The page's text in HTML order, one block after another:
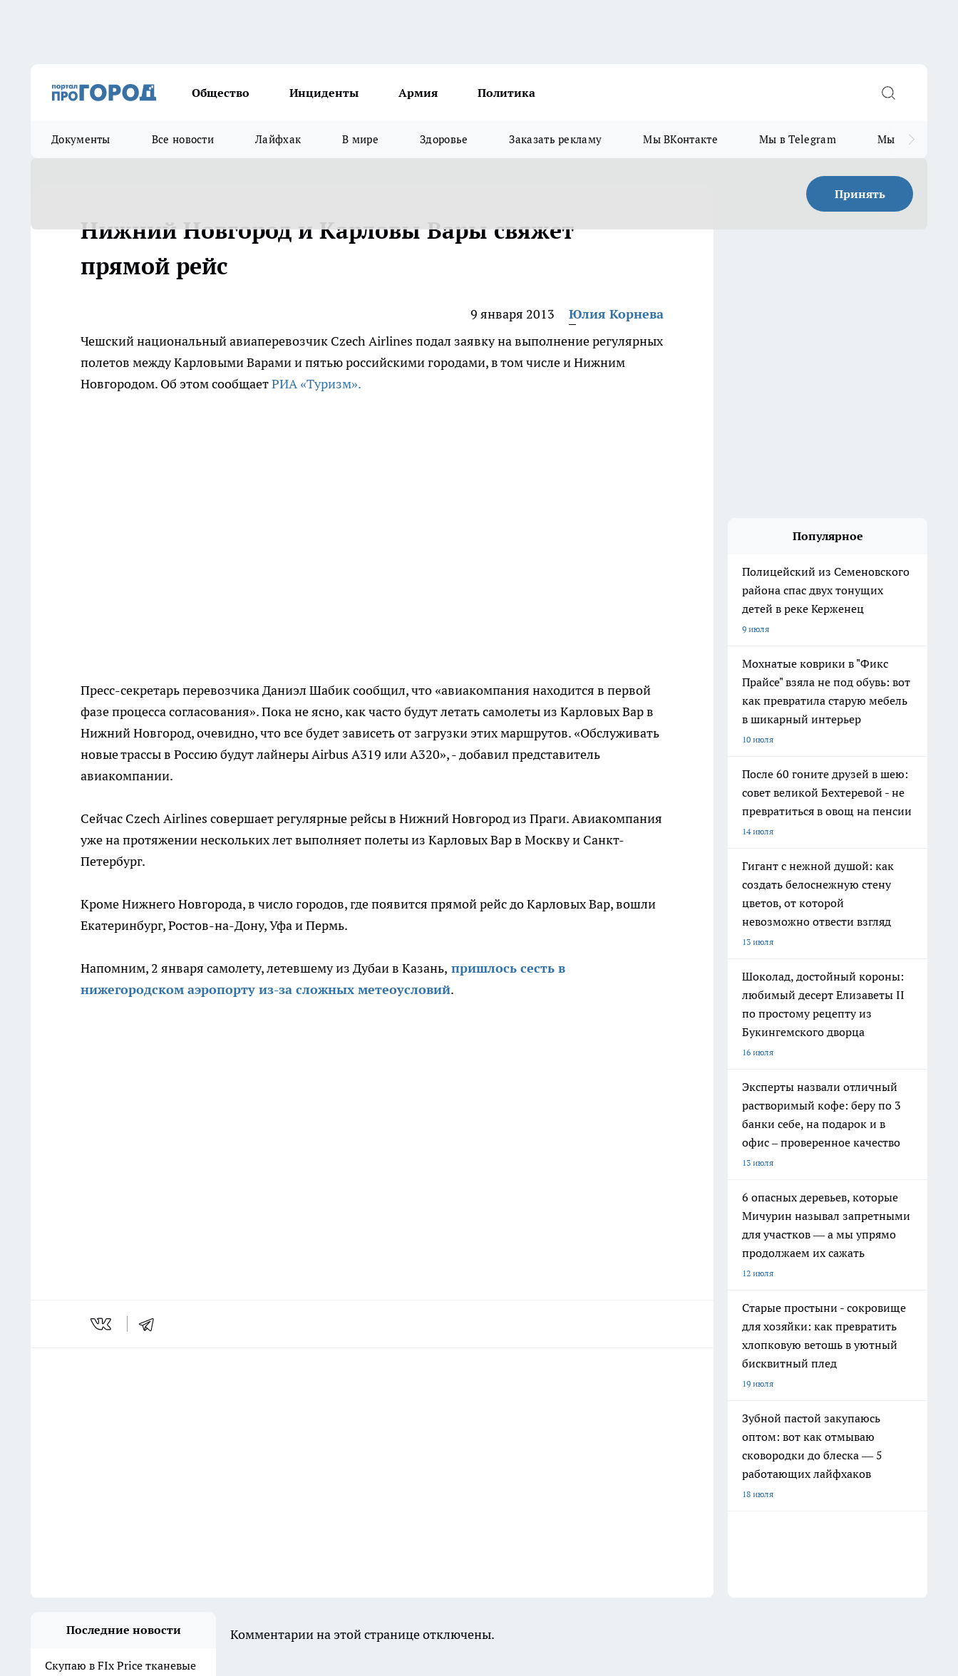
Общество Инциденты Армия Политика
Документы Все новости Лайфхак В мире Здоровье Заказать рекламу Мы ВКонтакте Мы в Telegram Мы в MAX
Принять
Нижний Новгород и Карловы Вары свяжет
прямой рейс
9 января 2013
Юлия Корнева
Чешский национальный авиаперевозчик Czech Airlines подал заявку на выполнение регулярных
полетов между Карловыми Варами и пятью российскими городами, в том числе и Нижним
Новгородом. Об этом сообщаетРИА «Туризм».
Пресс-секретарь перевозчика Даниэл Шабик сообщил, что «авиакомпания находится в первой
фазе процесса согласования». Пока не ясно, как часто будут летать самолеты из Карловых Вар в
Нижний Новгород, очевидно, что все будет зависеть от загрузки этих маршрутов. «Обслуживать
новые трассы в Россию будут лайнеры Airbus A319 или A320», - добавил представитель
авиакомпании.
Сейчас Czech Airlines совершает регулярные рейсы в Нижний Новгород из Праги. Авиакомпания
уже на протяжении нескольких лет выполняет полеты из Карловых Вар в Москву и Санкт-
Петербург.
Кроме Нижнего Новгорода, в число городов, где появится прямой рейс до Карловых Вар, вошли
Екатеринбург, Ростов-на-Дону, Уфа и Пермь.
Напомним, 2 января самолету, летевшему из Дубаи в Казань, пришлось сесть в
нижегородском аэропорту из-за сложных метеоусловий.
Популярное
Полицейский из Семеновского
района спас двух тонущих
детей в реке Керженец
9 июля
Мохнатые коврики в "Фикс
Прайсе" взяла не под обувь: вот
как превратила старую мебель
в шикарный интерьер
10 июля
После 60 гоните друзей в шею:
совет великой Бехтеревой - не
превратиться в овощ на пенсии
14 июля
Гигант с нежной душой: как
создать белоснежную стену
цветов, от которой
невозможно отвести взгляд
13 июля
Шоколад, достойный короны:
любимый десерт Елизаветы II
по простому рецепту из
Букингемского дворца
16 июля
Эксперты назвали отличный
растворимый кофе: беру по 3
банки себе, на подарок и в
офис – проверенное качество
13 июля
6 опасных деревьев, которые
Мичурин называл запретными
для участков — а мы упрямо
продолжаем их сажать
12 июля
Старые простыни - сокровище
для хозяйки: как превратить
хлопковую ветошь в уютный
бисквитный плед
19 июля
Зубной пастой закупаюсь
оптом: вот как отмываю
сковородки до блеска — 5
работающих лайфхаков
18 июля
Последние новости
Скупаю в FIx Price тканевые
Комментарии на этой странице отключены.